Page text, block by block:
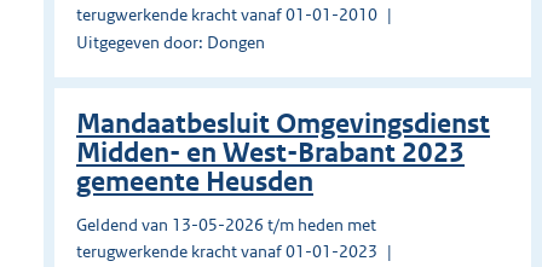
terugwerkende kracht vanaf 01-01-2010
Uitgegeven door: Dongen
Mandaatbesluit Omgevingsdienst
Midden- en West-Brabant 2023
gemeente Heusden
Geldend van 13-05-2026 t/m heden met
terugwerkende kracht vanaf 01-01-2023